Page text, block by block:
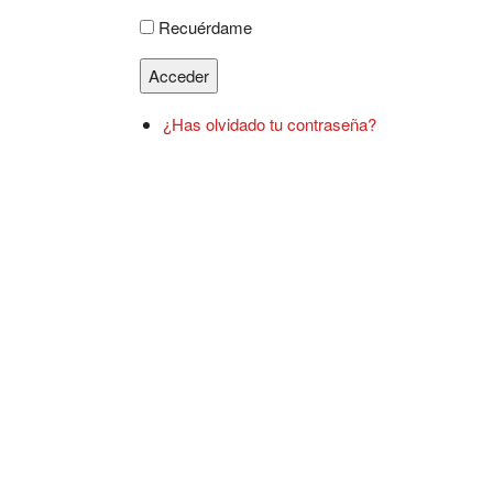
Recuérdame
Acceder
¿Has olvidado tu contraseña?